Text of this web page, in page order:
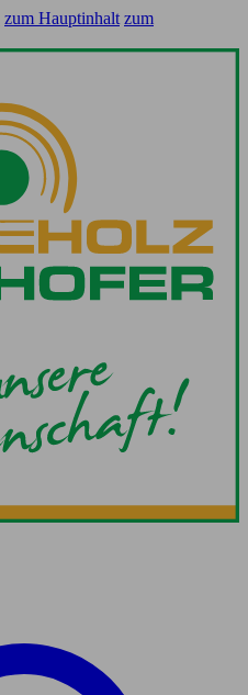
zum Hauptinhalt zum